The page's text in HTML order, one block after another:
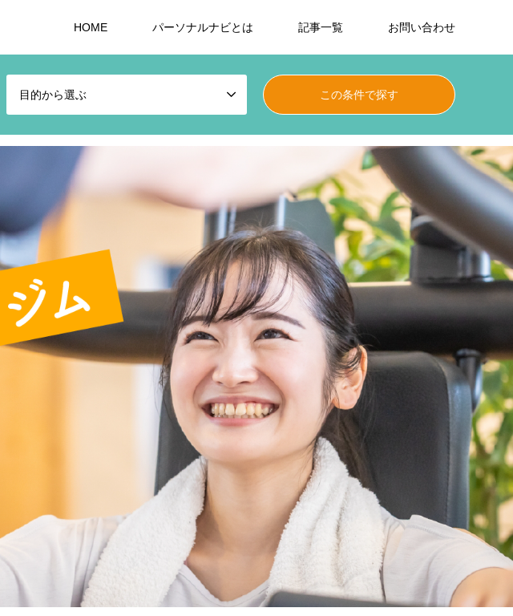
HOME パーソナルナビとは 記事一覧 お問い合わせ
目的から選ぶ